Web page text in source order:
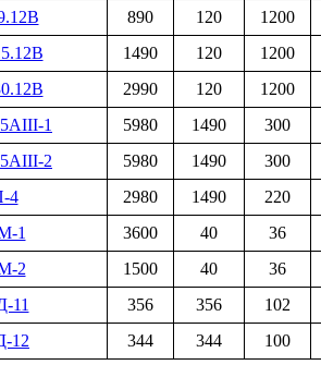
890 120 1200
1490 120 1200
2990 120 1200
1 5980 1490 300
2 5980 1490 300
4 2980 1490 220
1 3600 40 36
2 1500 40 36
11 356 356 102
12 344 344 100